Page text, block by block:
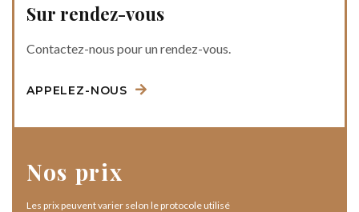
Sur rendez-vous
Contactez-nous pour un rendez-vous.
APPELEZ-NOUS
Nos prix
Les prix peuvent varier selon le protocole utilisé